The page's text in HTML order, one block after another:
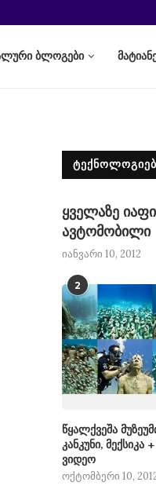
ბლოგები
ყველაზე
ავტომობილი
იანვარი 10, 2012
2
წყალქვეშა
კანკუნი, მექსიკა +
ვიდეო
ოქტომბერი 10,